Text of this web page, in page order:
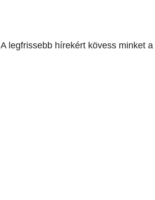
A legfrissebb hírekért kövess minket a